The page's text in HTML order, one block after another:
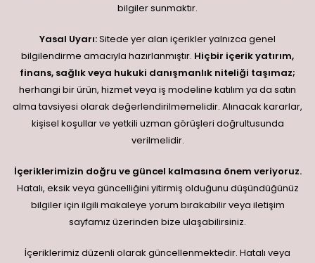
bilgiler sunmaktır.
Yasal Uyarı:Sitede yer alan içerikler yalnızca genel
bilgilendirme amacıyla hazırlanmıştır. Hiçbir içerik yatırım,
finans, sağlık veya hukuki danışmanlık niteliği taşımaz;
herhangi bir ürün, hizmet veya iş modeline katılım ya da satın
alma tavsiyesi olarak değerlendirilmemelidir. Alınacak kararlar,
kişisel koşullar ve yetkili uzman görüşleri doğrultusunda
verilmelidir.
İçeriklerimizin doğru ve güncel kalmasına önem veriyoruz.
Hatalı, eksik veya güncelliğini yitirmiş olduğunu düşündüğünüz
bilgiler için ilgili makaleye yorum bırakabilir veya iletişim
sayfamız üzerinden bize ulaşabilirsiniz.
İçeriklerimiz düzenli olarak güncellenmektedir. Hatalı veya